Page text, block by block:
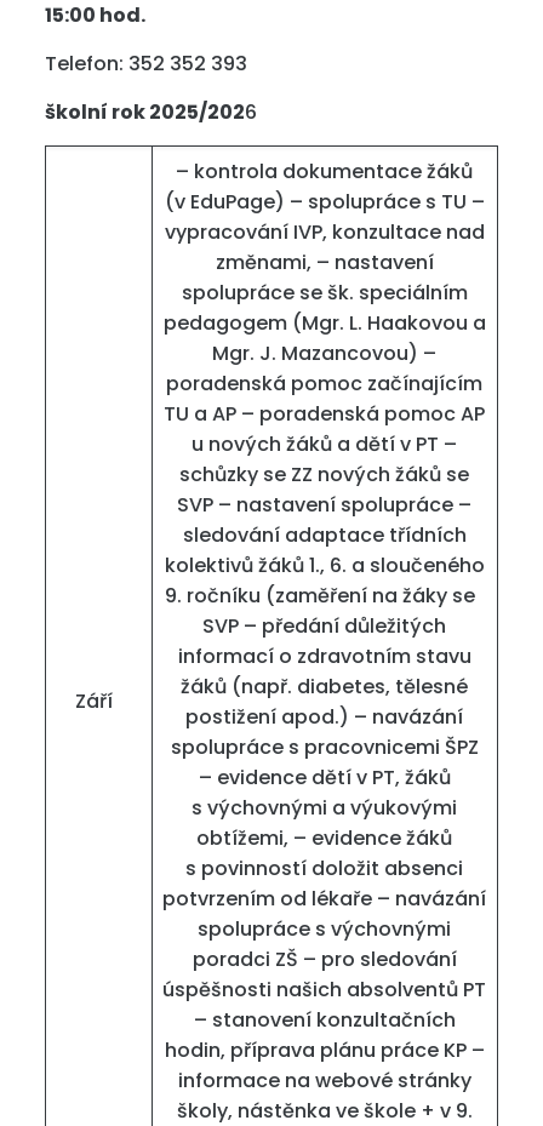
15:00 hod.
Telefon: 352 352 393
školní rok 2025/2026
Září
– kontrola dokumentace žáků
(v EduPage) – spolupráce s TU –
vypracování IVP, konzultace nad
změnami, – nastavení
spolupráce se šk. speciálním
pedagogem (Mgr. L. Haakovou a
Mgr. J. Mazancovou) –
poradenská pomoc začínajícím
TU a AP – poradenská pomoc AP
u nových žáků a dětí v PT –
schůzky se ZZ nových žáků se
SVP – nastavení spolupráce –
sledování adaptace třídních
kolektivů žáků 1., 6. a sloučeného
9. ročníku (zaměření na žáky se
SVP – předání důležitých
informací o zdravotním stavu
žáků (např. diabetes, tělesné
postižení apod.) – navázání
spolupráce s pracovnicemi ŠPZ
– evidence dětí v PT, žáků
s výchovnými a výukovými
obtížemi, – evidence žáků
s povinností doložit absenci
potvrzením od lékaře – navázání
spolupráce s výchovnými
poradci ZŠ – pro sledování
úspěšnosti našich absolventů PT
– stanovení konzultačních
hodin, příprava plánu práce KP –
informace na webové stránky
školy, nástěnka ve škole + v 9.